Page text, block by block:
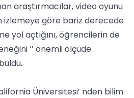
araştırmacılar, video oyunu
izlemeye göre bariz derecede
yol açtığını, öğrencilerin de
‘’ önemli ölçüde
Üniversitesi’ nden bilim